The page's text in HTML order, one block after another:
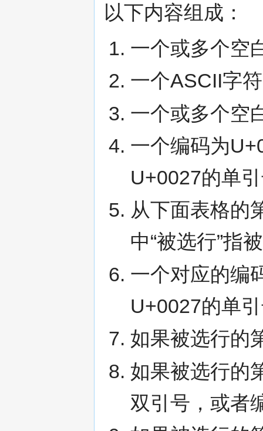
以下内容组成：
一个或多个空
一个ASCII字
一个或多个空
一个编码为
U+0027的单
从下面表格的
中“被选行”指
一个对应的编
U+0027的单
如果被选行的
如果被选行的
双引号，或者